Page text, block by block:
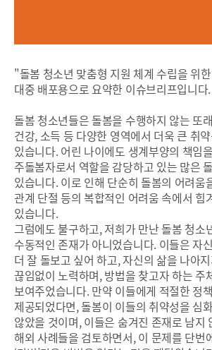
"돌봄 청소년 맞춤형 지원 체계 수립을 위
대중 배포용으로 요약한 이슈브리프입니다.
돌봄 청소년들은 돌봄을 수행하지 않는 또
건강, 소득 등 다양한 영역에서 더욱 큰 취
있습니다. 어린 나이에도 생계부양의 책임
주돌봄자로서 역할을 감당하고 있는 많은
있습니다. 이로 인해 단순히 돌봄의 어려움
관계 단절 등의 복합적인 어려움 속에서 힘
있습니다.
그럼에도 불구하고, 저희가 만난 돌봄 청소
수동적인 존재가 아니었습니다. 이들은 자
더 잘 돌보고 싶어 하고, 자신의 삶을 나아
끊임없이 노력하며, 방법을 찾고자 하는 주
보여주었습니다. 만약 이들에게 적절한 정
제공되었다면, 돌봄이 이들의 취약성을 심
않았을 것이며, 이들은 숨겨진 존재로 남지
해외 사례들을 검토하면서, 이 문제를 단번